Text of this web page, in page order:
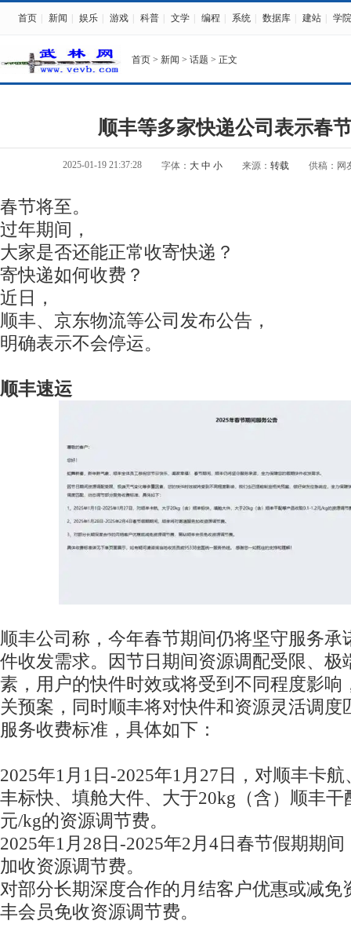
首页 新闻 娱乐 游戏 科普 文学 编程 系统 数据库 建站 学院
首页 > 新闻 > 话题 > 正文
顺丰等多家快递公司表示春
2025-01-19 21:37:28 字体： 大 中 小 来源： 转载 供稿：网
春节将至。
过年期间，
大家是否还能正常收寄快递？
寄快递如何收费？
近日，
顺丰、京东物流等公司发布公告，
明确表示不会停运。
顺丰速运
顺丰公司称，今年春节期间仍将坚守服务承
件收发需求。因节日期间资源调配受限、极
素，用户的快件时效或将受到不同程度影响
关预案，同时顺丰将对快件和资源灵活调度
服务收费标准，具体如下：
2025年1月1日-2025年1月27日，对顺丰卡
丰标快、填舱大件、大于20kg（含）顺丰干
元/kg的资源调节费。
2025年1月28日-2025年2月4日春节假期期
加收资源调节费。
对部分长期深度合作的月结客户优惠或减免
丰会员免收资源调节费。